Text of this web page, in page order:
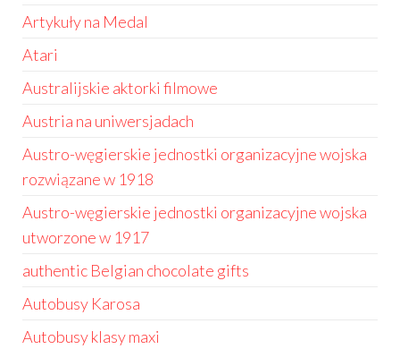
Artykuły na Medal
Atari
Australijskie aktorki filmowe
Austria na uniwersjadach
Austro-węgierskie jednostki organizacyjne wojska
rozwiązane w 1918
Austro-węgierskie jednostki organizacyjne wojska
utworzone w 1917
authentic Belgian chocolate gifts
Autobusy Karosa
Autobusy klasy maxi